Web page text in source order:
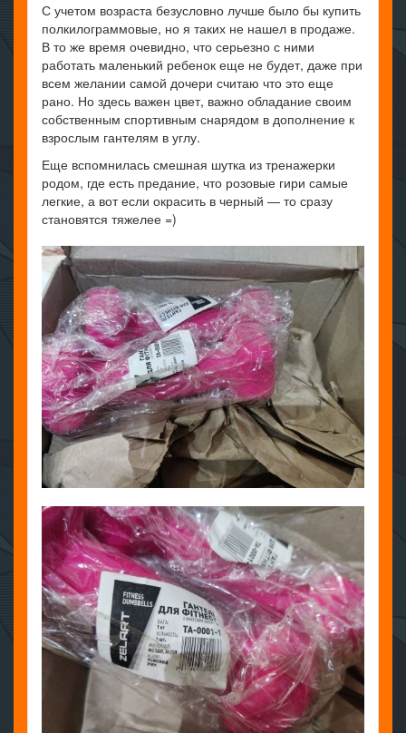
С учетом возраста безусловно лучше было бы купить
полкилограммовые, но я таких не нашел в продаже.
В то же время очевидно, что серьезно с ними
работать маленький ребенок еще не будет, даже при
всем желании самой дочери считаю что это еще
рано. Но здесь важен цвет, важно обладание своим
собственным спортивным снарядом в дополнение к
взрослым гантелям в углу.
Еще вспомнилась смешная шутка из тренажерки
родом, где есть предание, что розовые гири самые
легкие, а вот если окрасить в черный — то сразу
становятся тяжелее =)